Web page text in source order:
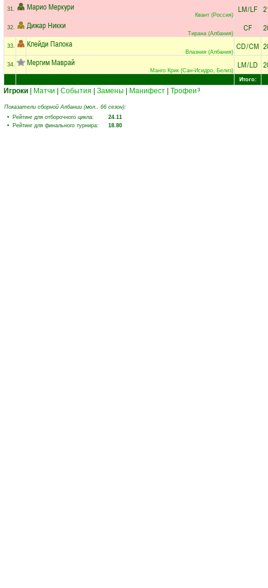
31. Марио Меркури
Квант (Россия)
LM/LF
32. Дижар Никки
Тирана (Албания)
CF
33. Клейди Палока
Влазния (Албания)
CD/CM
34. Мергим Маврай
Манго Крик (Сан-Исидро, Белиз)
LM/LD
Итого:
Игроки Матчи События Замены Манифест Трофеи 3
Показатели сборной Албании (мол., 66 сезон):
• Рейтинг для отборочного цикла:
24.11
• Рейтинг для финального турнира:
18.80